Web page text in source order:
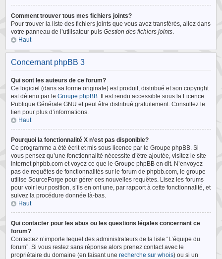
Comment trouver tous mes fichiers joints?
Pour trouver la liste des fichiers joints que vous avez transférés, allez dans
votre panneau de l’utilisateur puisGestion des fichiers joints.
Haut
Concernant phpBB 3
Qui sont les auteurs de ce forum?
Ce logiciel (dans sa forme originale) est produit, distribué et son copyright
est détenu par leGroupe phpBB. Il est rendu accessible sous la Licence
Publique Générale GNU et peut être distribué gratuitement. Consultez le
lien pour plus d’informations.
Haut
Pourquoi la fonctionnalité X n’est pas disponible?
Ce programme a été écrit et mis sous licence par le Groupe phpBB. Si
vous pensez qu’une fonctionnalité nécessite d’être ajoutée, visitez le site
Internet phpbb.com et voyez ce que le Groupe phpBB en dit. N’envoyez
pas de requêtes de fonctionnalités sur le forum de phpbb.com, le groupe
utilise SourceForge pour gérer ces nouvelles requêtes. Lisez les forums
pour voir leur position, s’ils en ont une, par rapport à cette fonctionnalité, et
suivez la procédure donnée là-bas.
Haut
Qui contacter pour les abus ou les questions légales concernant ce
forum?
Contactez n’importe lequel des administrateurs de la liste “L’équipe du
forum”. Si vous restez sans réponse alors prenez contact avec le
propriétaire du domaine (en faisant unerecherche sur whois) ou si un